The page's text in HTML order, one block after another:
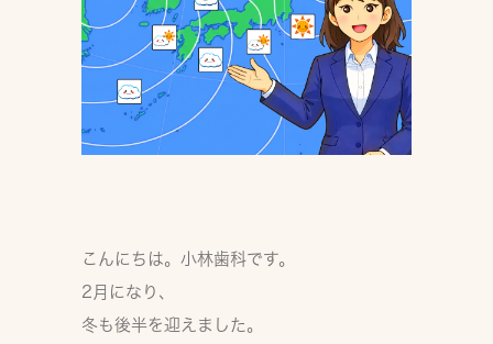
こんにちは。小林歯科です。
2月になり、
冬も後半を迎えました。